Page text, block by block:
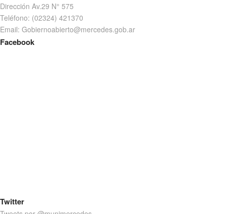
Dirección Av.29 N° 575
Teléfono: (02324) 421370
Email: Gobiernoabierto@mercedes.gob.ar
Facebook
Twitter